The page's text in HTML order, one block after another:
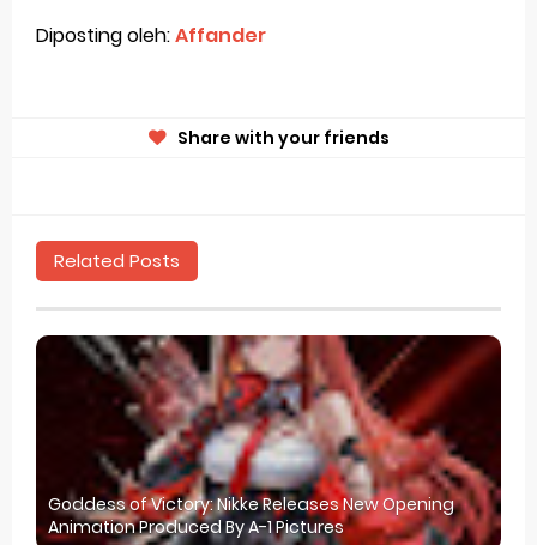
Diposting oleh:Affander
Share with your friends
Related Posts
Goddess of Victory: Nikke Releases New Opening
Animation Produced By A-1 Pictures